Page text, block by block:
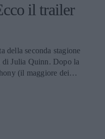
il trailer
della seconda stagione
di Julia Quinn. Dopo la
(il maggiore dei